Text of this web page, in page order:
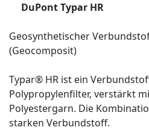
DuPont Typar HR
Geosynthetischer
(Geocomposit)
Typar® HR ist ein
Polypropylenfilter, verstärkt
Polyestergarn. Die
starken Verbundstoff.